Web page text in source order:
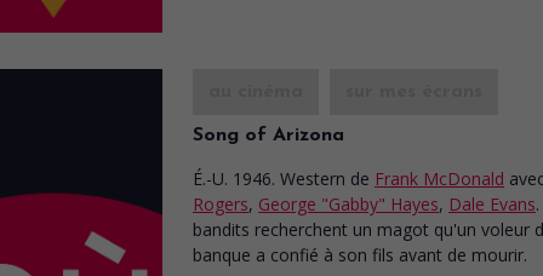
Song of Arizona
É.-U. 1946. Western de Frank McDonald avec
Rogers, George "Gabby" Hayes, Dale Evans
bandits recherchent un magot qu'un voleur
banque a confié à son fils avant de mourir.